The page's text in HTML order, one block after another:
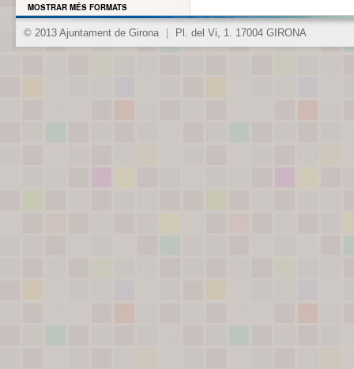
MOSTRAR MÉS FORMATS
© 2013 Ajuntament de Girona Pl. del Vi, 1. 17004 GIRONA